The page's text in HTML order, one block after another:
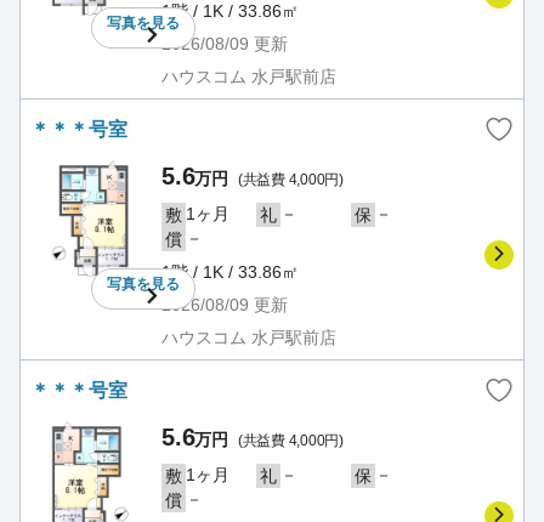
写真を見る
1階 / 1K / 33.86㎡
2026/08/09 更新
ハウスコム 水戸駅前店
＊＊＊号室
写真を見る
5.6万円 (共益費 4,000円)
敷 1ヶ月 礼 － 保 －
償 －
1階 / 1K / 33.86㎡
2026/08/09 更新
ハウスコム 水戸駅前店
＊＊＊号室
5.6万円 (共益費 4,000円)
敷 1ヶ月 礼 － 保 －
償 －